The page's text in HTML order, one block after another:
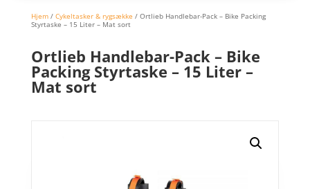
Hjem/ Cykeltasker & rygsække / Ortlieb Handlebar-Pack – Bike Packing
Styrtaske – 15 Liter – Mat sort
Ortlieb Handlebar-Pack – Bike
Packing Styrtaske – 15 Liter –
Mat sort